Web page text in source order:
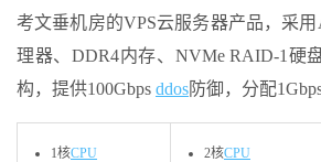
考文垂机房的VPS云服务器产品，采用
理器、DDR4内存、NVMe RAID-1硬
构，提供100Gbps ddos防御，分配
1核CPU
2核CPU